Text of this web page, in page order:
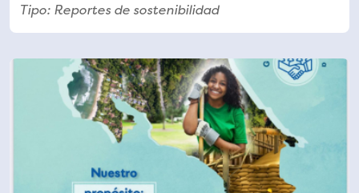
Tipo: Reportes de sostenibilidad